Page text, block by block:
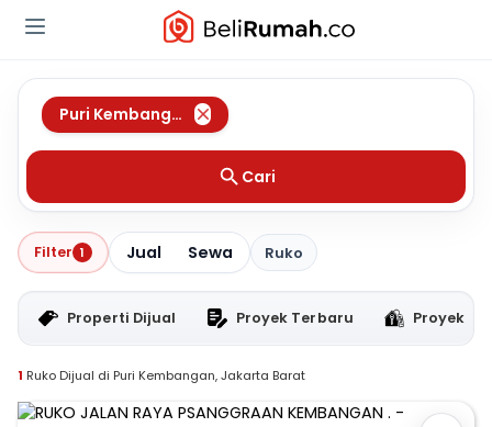
Puri Kembangan ,Jakarta Barat
Cari
Filter 1 Jual Sewa Ruko
Properti Dijual Proyek Terbaru Proyek
1 Ruko Dijual di Puri Kembangan, Jakarta Barat